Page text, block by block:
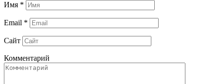
Имя *
Email *
Сайт
Комментарий